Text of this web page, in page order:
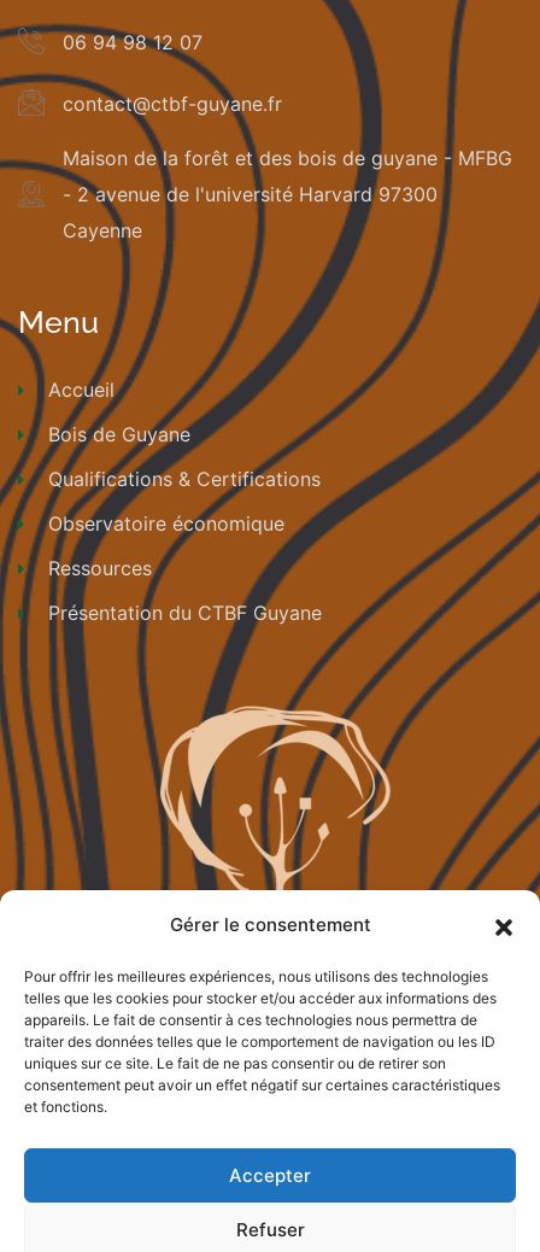
Gérer le consentement
Pour offrir les meilleures expériences, nous utilisons des technologies
telles que les cookies pour stocker et/ou accéder aux informations des
appareils. Le fait de consentir à ces technologies nous permettra de
traiter des données telles que le comportement de navigation ou les ID
uniques sur ce site. Le fait de ne pas consentir ou de retirer son
consentement peut avoir un effet négatif sur certaines caractéristiques
et fonctions.
Accepter
Refuser
06 94 98 12 07
contact@ctbf-guyane.fr
Maison de la forêt et des bois de guyane - MFBG
- 2 avenue de l'université Harvard 97300
Cayenne
Menu
Accueil
Bois de Guyane
Qualifications & Certifications
Observatoire économique
Ressources
Présentation du CTBF Guyane